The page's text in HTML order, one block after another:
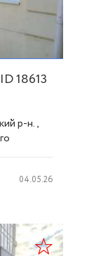
18613
р-н.,
04.05.26